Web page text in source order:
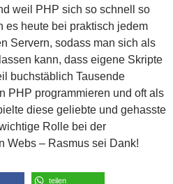
weil PHP sich so schnell so
es heute bei praktisch jedem
Servern, sodass man sich als
kann, dass eigene Skripte
buchstäblich Tausende
PHP programmieren und oft als
diese geliebte und gehasste
Rolle bei der
Webs – Rasmus sei Dank!
teilen